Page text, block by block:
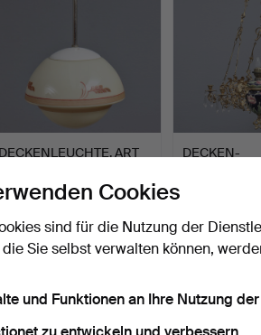
DECKENLEUCHTE, ART
19. Jun 2026
USD
DECKEN-
48 USD
Cookies
sind für die Nutzung der
Sie selbst verwalten können,
und Funktionen an Ihre Nutzung